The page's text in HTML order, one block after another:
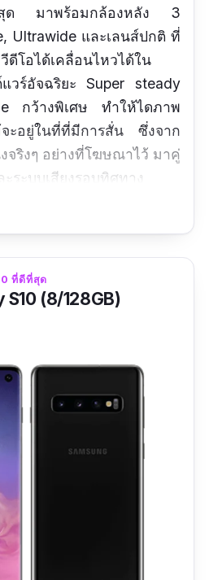
สุด มาพร้อมกล้องหลัง 3
Ultrawide และเลนส์ปกติ ที่
โอได้เคลื่อนไหวได้ใน
วร์อัจฉริยะ Super steady
กว้างพิเศษ ทำให้ไดภาพ
ะอยู่ในที่ที่มีการสั่น ซึ่งจาก
จริงๆ อย่างที่โฆษณาไว้ มาคู่
ระบบเสียงรอบทิศทาง
การสแกนนิ้วมือบนหน้าจอ
ดเร็วสุดๆ
เสถียรมากๆ ใช้งานดีสุดๆ
ะระบบเสียงรอบทิศทาง
หน้าจอกว้างเต็มตา ขนาด
ที่ดีที่สุด
S10 (8/128GB)